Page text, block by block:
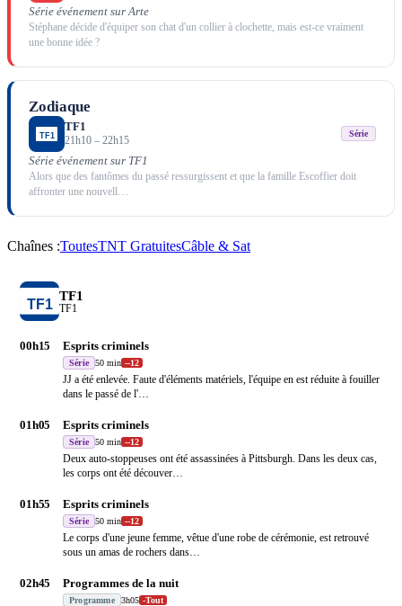
Série événement sur Arte
Stéphane décide d'équiper son chat d'un collier à clochette, mais est-ce vraiment
une bonne idée ?
Zodiaque
TF1
21h10 – 22h15
Série
Série événement sur TF1
Alors que des fantômes du passé ressurgissent et que la famille Escoffier doit
affronter une nouvell…
Chaînes :ToutesTNT GratuitesCâble & Sat
TF1
TF1
00h15 Esprits criminels
Série 50 min --12
JJ a été enlevée. Faute d'éléments matériels, l'équipe en est réduite à fouiller
dans le passé de l'…
01h05 Esprits criminels
Série 50 min --12
Deux auto-stoppeuses ont été assassinées à Pittsburgh. Dans les deux cas,
les corps ont été découver…
01h55 Esprits criminels
Série 50 min --12
Le corps d'une jeune femme, vêtue d'une robe de cérémonie, est retrouvé
sous un amas de rochers dans…
02h45 Programmes de la nuit
Programme 3h05 -Tout